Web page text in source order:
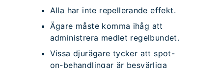
Alla har inte repellerande effekt.
Ägare måste komma ihåg att
administrera medlet regelbundet.
Vissa djurägare tycker att spot-
on-behandlingar är besvärliga